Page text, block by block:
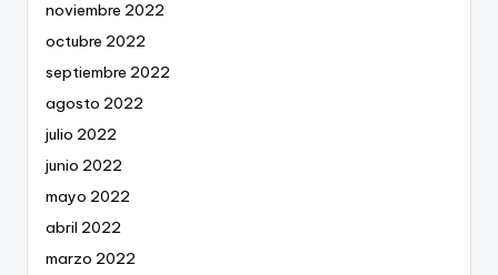
noviembre 2022
octubre 2022
septiembre 2022
agosto 2022
julio 2022
junio 2022
mayo 2022
abril 2022
marzo 2022